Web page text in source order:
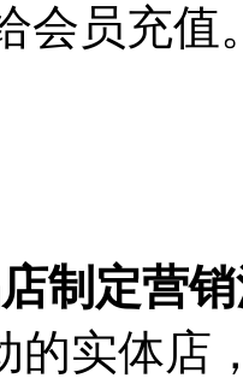
会员充值
制定营
的实体店